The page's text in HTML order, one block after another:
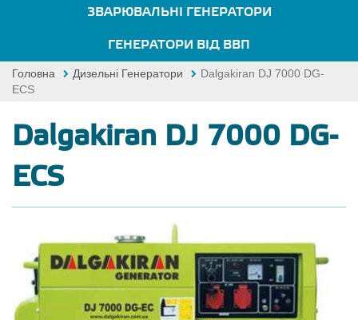
ЗВАРЮВАЛЬНІ ГЕНЕРАТОРИ
ГЕНЕРАТОРИ ВІД ВВП
Головна Дизельні Генератори
Dalgakiran DJ 7000 DG-
ECS
Dalgakiran DJ 7000 DG-
ECS